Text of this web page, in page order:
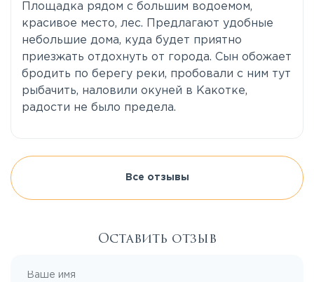
Площадка рядом с большим водоемом,
красивое место, лес. Предлагают удобные
небольшие дома, куда будет приятно
приезжать отдохнуть от города. Сын обожает
бродить по берегу реки, пробовали с ним тут
рыбачить, наловили окуней в Какотке,
радости не было предела.
Все отзывы
Оставить отзыв